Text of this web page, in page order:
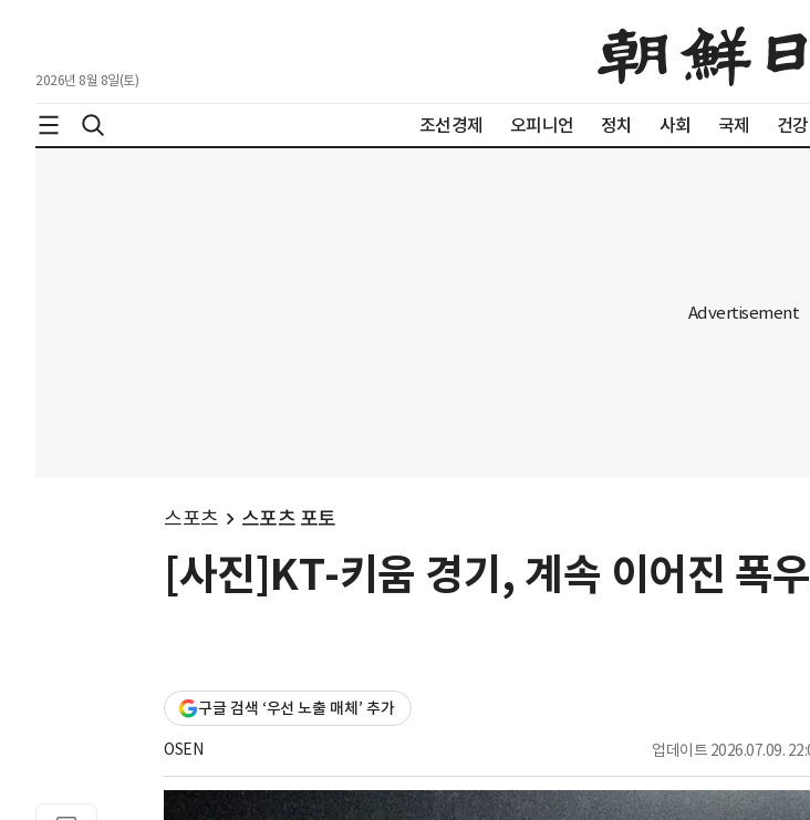
2026년 8월 8일(토)
조선경제 오피니언 정치 사회 국제 건강
스포츠 스포츠 포토
[사진]KT-키움 경기, 계속 이어진 폭
구글 검색 ‘우선 노출 매체’ 추가
OSEN 업데이트 2026.07.09.